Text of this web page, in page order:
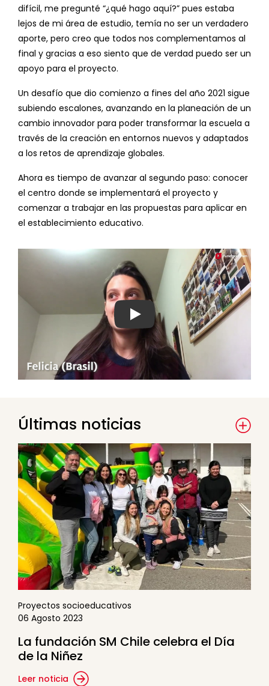
difícil, me pregunté “¿qué hago aquí?” pues estaba
lejos de mi área de estudio, temía no ser un verdadero
aporte, pero creo que todos nos complementamos al
final y gracias a eso siento que de verdad puedo ser un
apoyo para el proyecto.
Un desafío que dio comienzo a fines del año 2021 sigue
subiendo escalones, avanzando en la planeación de un
cambio innovador para poder transformar la escuela a
través de la creación en entornos nuevos y adaptados
a los retos de aprendizaje globales.
Ahora es tiempo de avanzar al segundo paso: conocer
el centro donde se implementará el proyecto y
comenzar a trabajar en las propuestas para aplicar en
el establecimiento educativo.
Ver video
Últimas noticias
Proyectos socioeducativos
06 Agosto 2023
La fundación SM Chile celebra el Día
de la Niñez
Leer noticia